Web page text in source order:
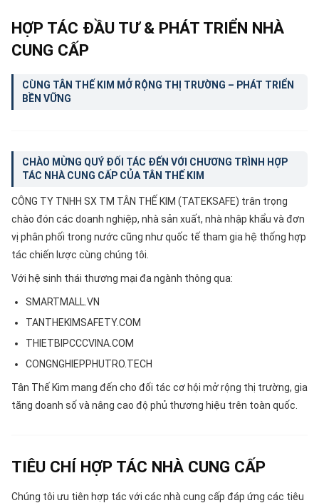
HỢP TÁC ĐẦU TƯ & PHÁT TRIỂN NHÀ
CUNG CẤP
CÙNG TÂN THẾ KIM MỞ RỘNG THỊ TRƯỜNG – PHÁT TRIỂN
BỀN VỮNG
CHÀO MỪNG QUÝ ĐỐI TÁC ĐẾN VỚI CHƯƠNG TRÌNH HỢP
TÁC NHÀ CUNG CẤP CỦA TÂN THẾ KIM
CÔNG TY TNHH SX TM TÂN THẾ KIM (TATEKSAFE) trân trọng
chào đón các doanh nghiệp, nhà sản xuất, nhà nhập khẩu và đơn
vị phân phối trong nước cũng như quốc tế tham gia hệ thống hợp
tác chiến lược cùng chúng tôi.
Với hệ sinh thái thương mại đa ngành thông qua:
SMARTMALL.VN
TANTHEKIMSAFETY.COM
THIETBIPCCCVINA.COM
CONGNGHIEPPHUTRO.TECH
Tân Thế Kim mang đến cho đối tác cơ hội mở rộng thị trường, gia
tăng doanh số và nâng cao độ phủ thương hiệu trên toàn quốc.
TIÊU CHÍ HỢP TÁC NHÀ CUNG CẤP
Chúng tôi ưu tiên hợp tác với các nhà cung cấp đáp ứng các tiêu